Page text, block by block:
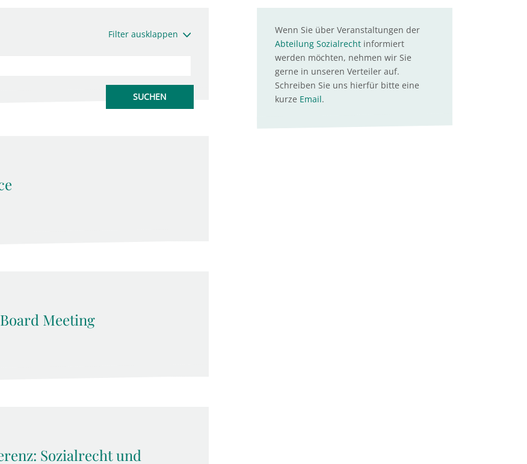
Filter ausklappen
Meeting
Sozialrecht und
Wenn Sie über Veranstaltungen der
Abteilung Sozialrechtinformiert
werden möchten, nehmen wir Sie
gerne in unseren Verteiler auf.
Schreiben Sie uns hierfür bitte eine
kurze Email.